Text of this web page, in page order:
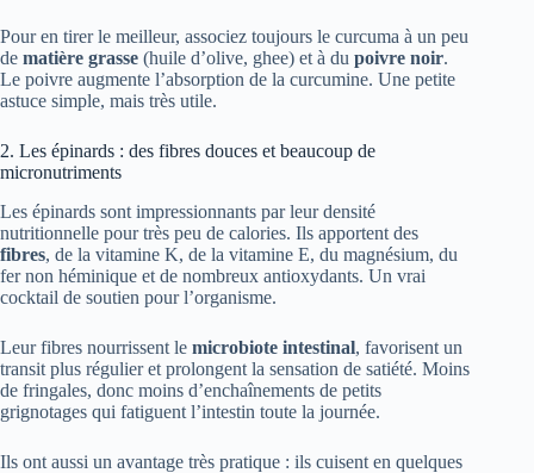
Pour en tirer le meilleur, associez toujours le curcuma à un peu
de matière grasse (huile d’olive, ghee) et à du poivre noir.
Le poivre augmente l’absorption de la curcumine. Une petite
astuce simple, mais très utile.
2. Les épinards : des fibres douces et beaucoup de
micronutriments
Les épinards sont impressionnants par leur densité
nutritionnelle pour très peu de calories. Ils apportent des
fibres, de la vitamine K, de la vitamine E, du magnésium, du
fer non héminique et de nombreux antioxydants. Un vrai
cocktail de soutien pour l’organisme.
Leur fibres nourrissent le microbiote intestinal, favorisent un
transit plus régulier et prolongent la sensation de satiété. Moins
de fringales, donc moins d’enchaînements de petits
grignotages qui fatiguent l’intestin toute la journée.
Ils ont aussi un avantage très pratique : ils cuisent en quelques